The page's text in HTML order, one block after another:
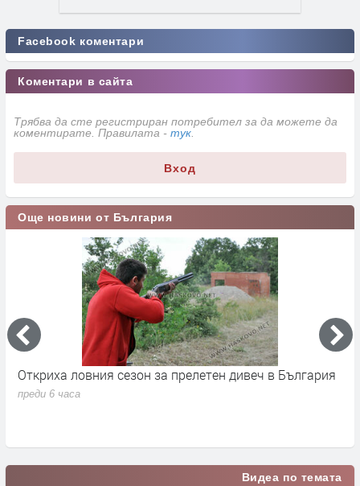
Facebook коментари
Коментари в сайта
Трябва да сте регистриран потребител за да можете да
коментирате. Правилата - тук
Вход
Още новини от България
Откриха ловния сезон за прелетен дивеч в България
преди 6 часа
Видеа по темата